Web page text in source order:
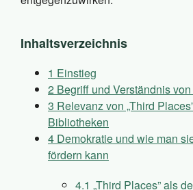
Inhaltsverzeichnis
1 Einstieg
2 Begriff und Verständnis von
3 Relevanz von „Third
Bibliotheken
4 Demokratie und wie man
fördern kann
4.1 „Third Places” als